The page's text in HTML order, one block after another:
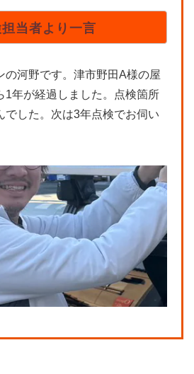
担当者より一言
の河野です。津市野田A様の屋
1年が経過しました。点検箇所
でした。次は3年点検でお伺い